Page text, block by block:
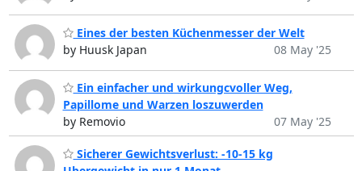
Eines der besten Küchenmesser der Welt
by Huusk Japan
08 May '25
Ein einfacher und wirkungcvoller Weg,
Papillome und Warzen loszuwerden
by Removio
07 May '25
Sicherer Gewichtsverlust: -10-15 kg